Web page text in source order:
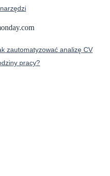
zautomatyzować analizę CV
pracy?